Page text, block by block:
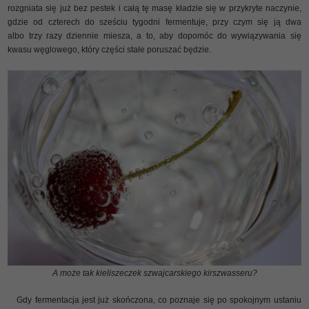
rozgniata się już bez pestek i całą tę masę kładzie się w przykryte naczynie,
gdzie od czterech do sześciu tygodni fermentuje, przy czym się ją dwa
albo trzy razy dziennie miesza, a to, aby dopomóc do wywiązywania się
kwasu węglowego, który części stałe poruszać będzie.
A może tak kieliszeczek szwajcarskiego kirszwasseru?
Gdy fermentacja jest już skończona, co poznaje się po spokojnym ustaniu